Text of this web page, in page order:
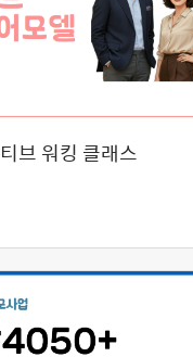
브 워킹 클래스